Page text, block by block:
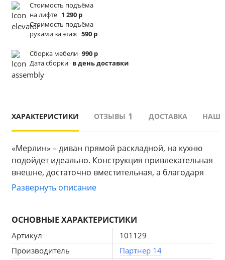
Стоимость подъёма
на лифте 1 290 р
Стоимость подъёма
руками за этаж 590 р
Сборка мебели 990 р
Дата сборки в день доставки
ХАРАКТЕРИСТИКИ ОТЗЫВЫ 1 ДОСТАВКА
«Мерлин» – диван прямой раскладной, на кухню
подойдет идеально. Конструкция привлекательная
внешне, достаточно вместительная, а благодаря
механизму дельфин, мебель превращается в
Особенности прямого кухонного дивана «Мерлин»:
Развернуть описание
ОСНОВНЫЕ ХАРАКТЕРИСТИКИ
Артикул
101129
Производитель
Партнер 14